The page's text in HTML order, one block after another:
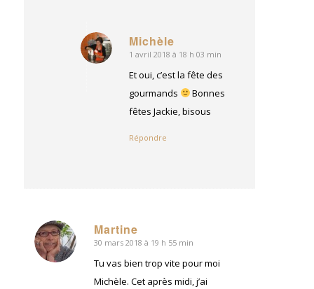
Michèle
dit
1 avril 2018 à 18 h 03 min
Et oui, c’est la fête des
gourmands
Bonnes
fêtes Jackie, bisous
Répondre
Martine
dit
:
30 mars 2018 à 19 h 55 min
Tu vas bien trop vite pour moi
Michèle. Cet après midi, j’ai